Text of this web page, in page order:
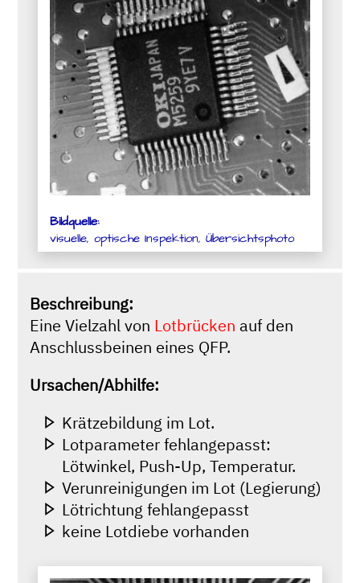
Bildquelle:
visuelle, optische Inspektion, Übersichtsphoto
Beschreibung:
Eine Vielzahl von Lotbrücken auf den
Anschlussbeinen eines QFP.
Ursachen/Abhilfe:
Krätzebildung im Lot.
Lotparameter fehlangepasst:
Lötwinkel, Push-Up, Temperatur.
Verunreinigungen im Lot (Legierung)
Lötrichtung fehlangepasst
keine Lotdiebe vorhanden